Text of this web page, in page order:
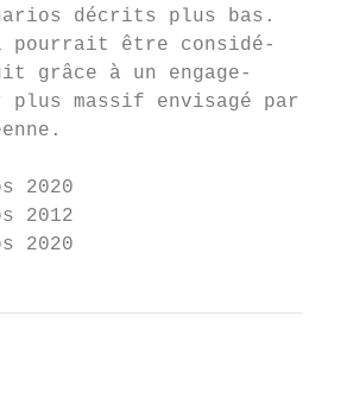
décrits plus bas.
pourrait être considé-
grâce à un engage-
plus massif envisagé par
2020
2012
2020